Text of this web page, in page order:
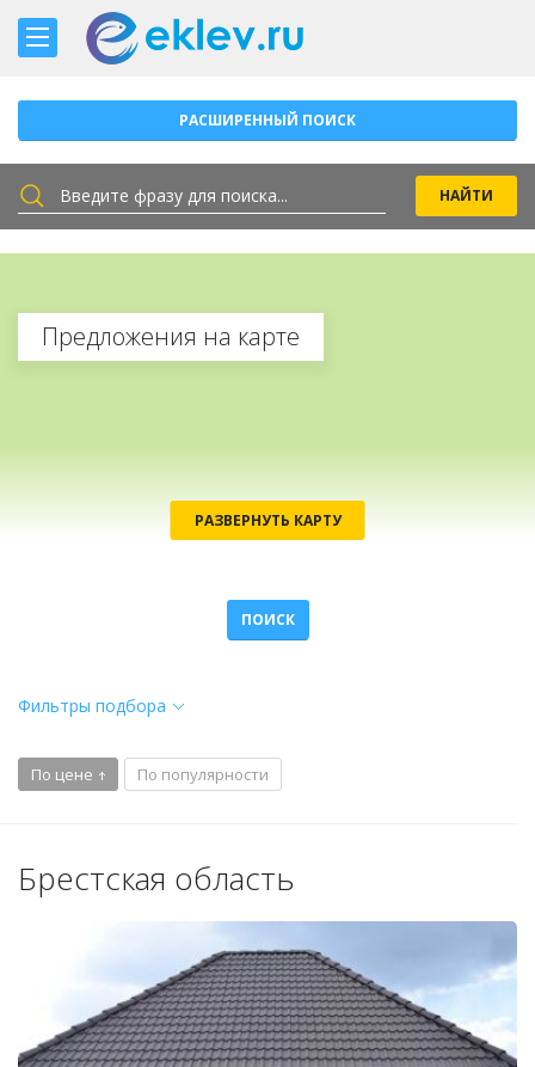
РАСШИРЕННЫЙ ПОИСК
Предложения на карте
РАЗВЕРНУТЬ КАРТУ
ПОИСК
Фильтры подбора
По цене По популярности
Брестская область